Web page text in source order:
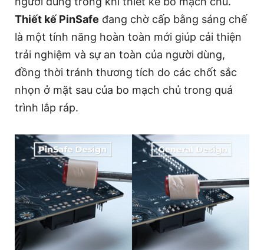
Thiết kế PinSafe đang chờ cấp bằng sáng chế
là một tính năng hoàn toàn mới giúp cải thiện
trải nghiệm và sự an toàn của người dùng,
đồng thời tránh thương tích do các chốt sắc
nhọn ở mặt sau của bo mạch chủ trong quá
trình lắp ráp.